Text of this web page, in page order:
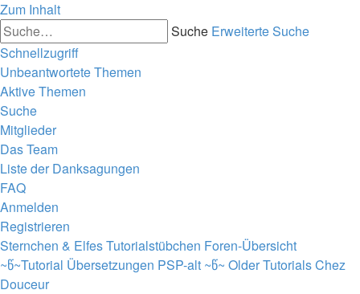
Zum Inhalt
Suche Erweiterte Suche
Schnellzugriff
Unbeantwortete Themen
Aktive Themen
Suche
Mitglieder
Das Team
Liste der Danksagungen
FAQ
Anmelden
Registrieren
Sternchen & Elfes Tutorialstübchen Foren-Übersicht
~წ~Tutorial Übersetzungen PSP-alt ~წ~ Older TutorialsChez
Douceur